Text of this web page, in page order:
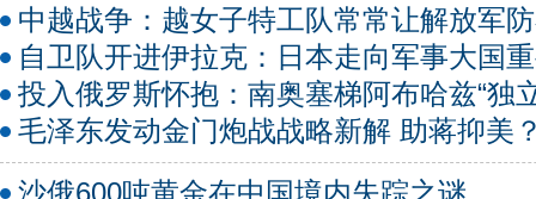
中越战争：越女子特工队常常让解放军
自卫队开进伊拉克：日本走向军事大国
投入俄罗斯怀抱：南奥塞梯阿布哈兹“独
毛泽东发动金门炮战战略新解 助蒋抑美